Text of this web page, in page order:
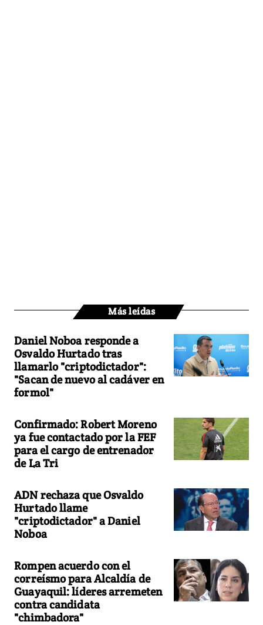
Más leídas
Daniel Noboa responde a
Osvaldo Hurtado tras
llamarlo "criptodictador":
"Sacan de nuevo al cadáver en
formol"
Confirmado: Robert Moreno
ya fue contactado por la FEF
para el cargo de entrenador
de La Tri
ADN rechaza que Osvaldo
Hurtado llame
"criptodictador" a Daniel
Noboa
Rompen acuerdo con el
correísmo para Alcaldía de
Guayaquil: líderes arremeten
contra candidata
"chimbadora"